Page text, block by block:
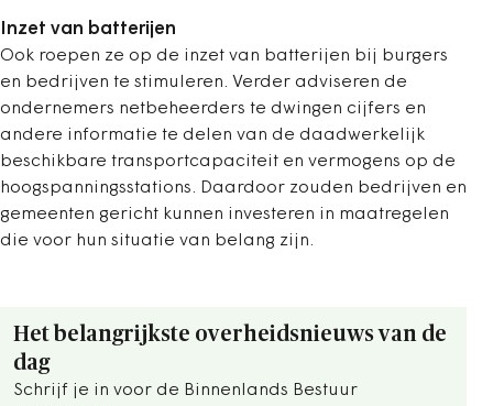
Inzet van batterijen
Ook roepen ze op de inzet van batterijen bij burgers
en bedrijven te stimuleren. Verder adviseren de
ondernemers netbeheerders te dwingen cijfers en
andere informatie te delen van de daadwerkelijk
beschikbare transportcapaciteit en vermogens op de
hoogspanningsstations. Daardoor zouden bedrijven en
gemeenten gericht kunnen investeren in maatregelen
die voor hun situatie van belang zijn.
Het belangrijkste overheidsnieuws van de
dag
Schrijf je in voor de Binnenlands Bestuur